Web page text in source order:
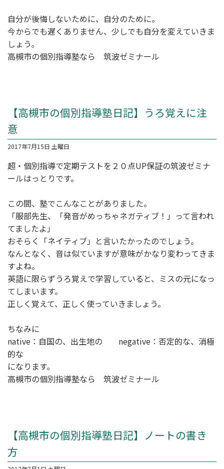
自分が後悔しないために、自分のために。
今からでも遅くありません、少しでも自分を変えていきま
しょう。
高槻市の個別指導塾なら 筑波ゼミナール
【高槻市の個別指導塾日記】うろ覚えに注
意
2017年7月15日 土曜日
超・個別指導で定期テストを２０点UP保証の筑波ゼミナ
ールはっとりです。
この間、塾でこんなことがありました。
「服部先生、「発音がめっちゃネガティブ！」って言われ
てましたよ」
おそらく「ネイティブ」と言いたかったのでしょう。
なんとなく、音は似ていますが意味がかなり変わってきま
すよね。
英語に限らずうろ覚えで学習していると、ミスの元になっ
てしまいます。
正しく覚えて、正しく使っていきましょう。
ちなみに
native：自国の、出生地の negative：否定的な、消極
的な
になります。
高槻市の個別指導塾なら 筑波ゼミナール
【高槻市の個別指導塾日記】ノートの書き
方